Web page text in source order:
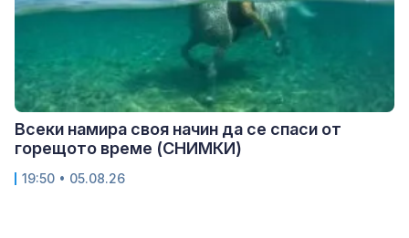
Всеки намира своя начин да се спаси от
горещото време (СНИМКИ)
19:50 • 05.08.26